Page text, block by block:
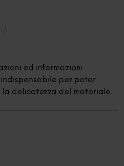
ed informazioni
per poter
delicatezza del materiale.